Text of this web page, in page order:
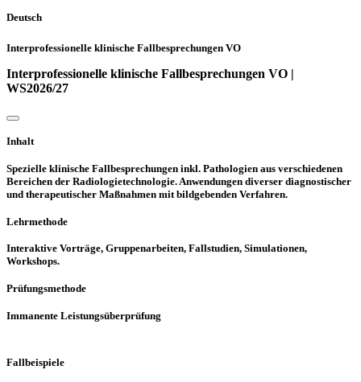
Deutsch
Interprofessionelle klinische Fallbesprechungen VO
Interprofessionelle klinische Fallbesprechungen VO |
WS2026/27
Inhalt
Spezielle klinische Fallbesprechungen inkl. Pathologien aus verschiedenen
Bereichen der Radiologietechnologie. Anwendungen diverser diagnostischer
und therapeutischer Maßnahmen mit bildgebenden Verfahren.
Lehrmethode
Interaktive Vorträge, Gruppenarbeiten, Fallstudien, Simulationen,
Workshops.
Prüfungsmethode
Immanente Leistungsüberprüfung
Fallbeispiele